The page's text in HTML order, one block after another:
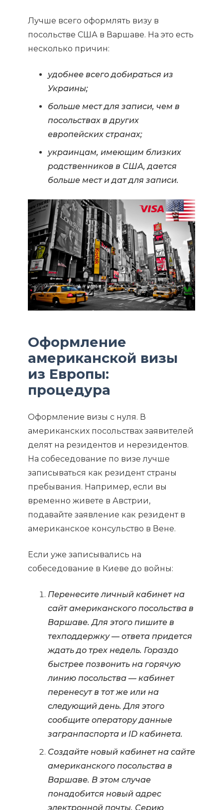
Лучше всего оформлять визу в
посольстве США в Варшаве. На это есть
несколько причин:
удобнее всего добираться из
Украины;
больше мест для записи, чем в
посольствах в других
европейских странах;
украинцам, имеющим близких
родственников в США, дается
больше мест и дат для записи.
Оформление
американской визы
из Европы:
процедура
Оформление визы с нуля. В
американских посольствах заявителей
делят на резидентов и нерезидентов.
На собеседование по визе лучше
записываться как резидент страны
пребывания. Например, если вы
временно живете в Австрии,
подавайте заявление как резидент в
американское консульство в Вене.
Если уже записывались на
собеседование в Киеве до войны:
Перенесите личный кабинет на
сайт американского посольства в
Варшаве. Для этого пишите в
техподдержку — ответа придется
ждать до трех недель. Гораздо
быстрее позвонить на горячую
линию посольства — кабинет
перенесут в тот же или на
следующий день. Для этого
сообщите оператору данные
загранпаспорта и ID кабинета.
Создайте новый кабинет на сайте
американского посольства в
Варшаве. В этом случае
понадобится новый адрес
электронной почты. Серию